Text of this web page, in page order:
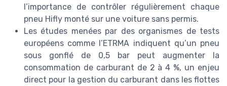
l’importance de contrôler régulièrement chaque
pneu Hifly monté sur une voiture sans permis.
Les études menées par des organismes de tests
européens comme l’ETRMA indiquent qu’un pneu
sous gonflé de 0,5 bar peut augmenter la
consommation de carburant de 2 à 4 %, un enjeu
direct pour la gestion du carburant dans les flottes